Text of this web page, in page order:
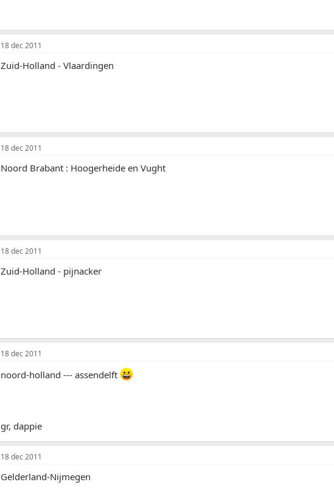
18 dec 2011
Zuid-Holland - Vlaardingen
18 dec 2011
Noord Brabant : Hoogerheide en Vught
18 dec 2011
Zuid-Holland - pijnacker
18 dec 2011
noord-holland --- assendelft
gr, dappie
18 dec 2011
Gelderland-Nijmegen